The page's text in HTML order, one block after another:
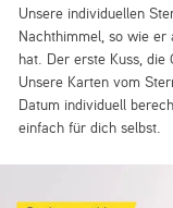
Unsere individuellen
Nachthimmel, so wie er
hat. Der erste Kuss, die
Unsere Karten vom
Datum individuell
einfach für dich selbst.